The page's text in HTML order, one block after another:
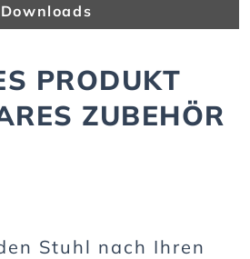
Downloads
PRODUKT
ZUBEHÖR
Stuhl nach Ihren